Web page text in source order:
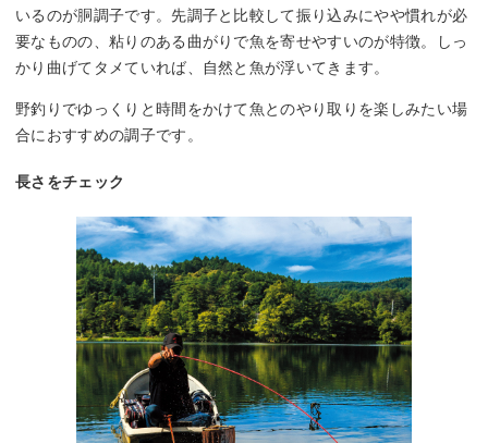
いるのが胴調子です。先調子と比較して振り込みにやや慣れが必
要なものの、粘りのある曲がりで魚を寄せやすいのが特徴。しっ
かり曲げてタメていれば、自然と魚が浮いてきます。
野釣りでゆっくりと時間をかけて魚とのやり取りを楽しみたい場
合におすすめの調子です。
長さをチェック